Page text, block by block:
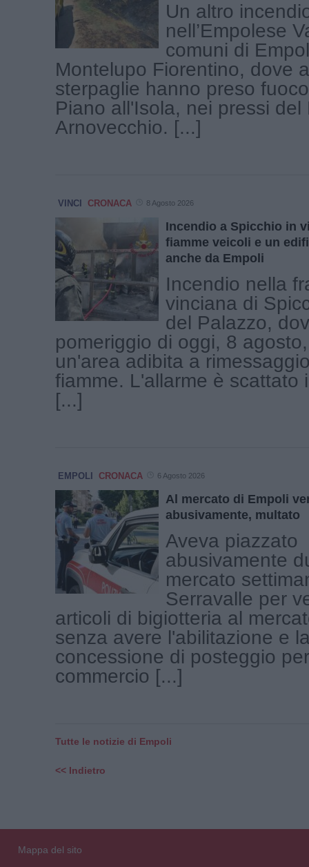
Un altro
nell’Empolese
comuni di
Montelupo Fiorentino, dove
sterpaglie hanno preso
Piano all'Isola, nei pressi del
Arnovecchio. [...]
VINCI CRONACA 8 Agosto 2026
Incendio a Spicchio in
fiamme veicoli e un
anche da Empoli
Incendio nella
vinciana di
del Palazzo,
pomeriggio di oggi, 8
un'area adibita a
fiamme. L'allarme è scattato
[...]
EMPOLI CRONACA 6 Agosto 2026
Al mercato di Empoli
abusivamente, multato
Aveva piazzato
abusivamente
mercato
Serravalle per
articoli di bigiotteria al
senza avere l'abilitazione e
concessione di posteggio
commercio [...]
Tutte le notizie di Empoli
<< Indietro
Mappa del sito